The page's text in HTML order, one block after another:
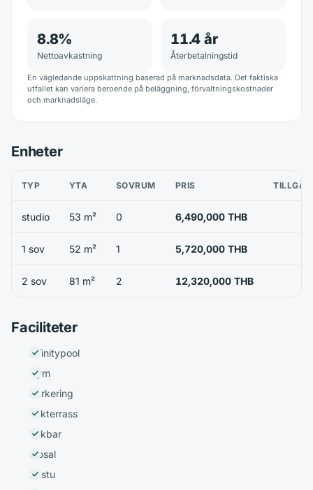
8.8%
Nettoavkastning
11.4 år
Återbetalningstid
En vägledande uppskattning baserad på marknadsdata. Det faktiska
utfallet kan variera beroende på beläggning, förvaltningskostnader
och marknadsläge.
Enheter
TYP YTA SOVRUM PRIS
studio 53 m² 0 6,490,000 THB
1 sov 52 m² 1 5,720,000 THB
2 sov 81 m² 2 12,320,000 THB
Faciliteter
Infinitypool
Gym
Parkering
Takterrass
Takbar
Biosal
Bastu